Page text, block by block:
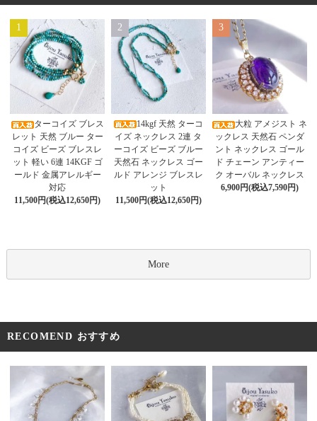
1
ターコイズ ブレス
レット 天然 ブルー ター
コイズ ビーズ ブレスレ
ット 軽い 6連 14KGF ゴ
ールド 金属アレルギー
対応
11,500円(税込12,650円)
2
14kgf 天然 ターコ
イズ ネックレス 2連 タ
ーコイズ ビーズ ブルー
天然石 ネックレス ゴー
ルド アレンジ ブレスレ
ット
11,500円(税込12,650円)
3
大粒 アメジスト ネ
ックレス 天然石 ペンダ
ント ネックレス ゴール
ド チェーン アンティー
ク オーバル ネックレス
6,900円(税込7,590円)
More
RECOMEND おすすめ